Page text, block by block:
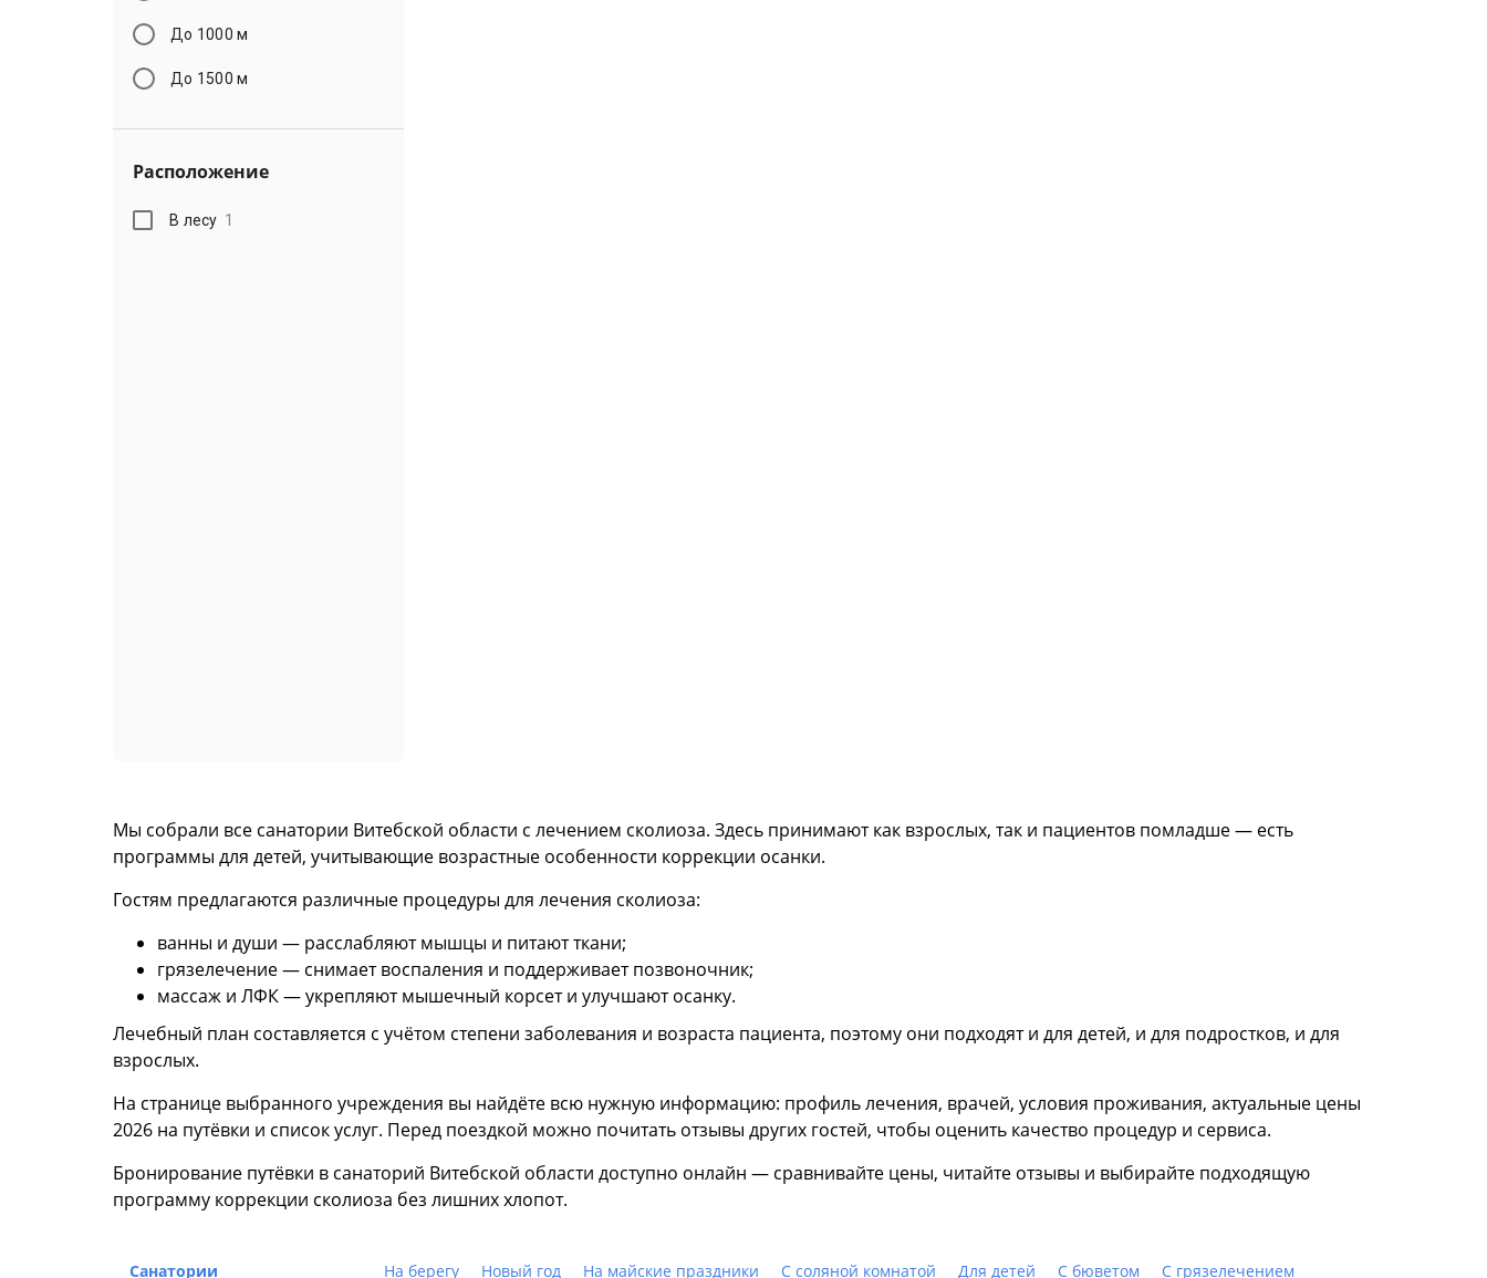
До 1000 м
До 1500 м
Расположение
В лесу 1
Мы собрали все санатории Витебской области с лечением сколиоза. Здесь принимают как взрослых, так и пациентов помладше — есть
программы для детей, учитывающие возрастные особенности коррекции осанки.
Гостям предлагаются различные процедуры для лечения сколиоза:
ванны и души — расслабляют мышцы и питают ткани;
грязелечение — снимает воспаления и поддерживает позвоночник;
массаж и ЛФК — укрепляют мышечный корсет и улучшают осанку.
Лечебный план составляется с учётом степени заболевания и возраста пациента, поэтому они подходят и для детей, и для подростков, и для
взрослых.
На странице выбранного учреждения вы найдёте всю нужную информацию: профиль лечения, врачей, условия проживания, актуальные цены
2026 на путёвки и список услуг. Перед поездкой можно почитать отзывы других гостей, чтобы оценить качество процедур и сервиса.
Бронирование путёвки в санаторий Витебской области доступно онлайн — сравнивайте цены, читайте отзывы и выбирайте подходящую
программу коррекции сколиоза без лишних хлопот.
Санатории На берегу Новый год На майские праздники С соляной комнатой Для детей С бюветом С грязелечением